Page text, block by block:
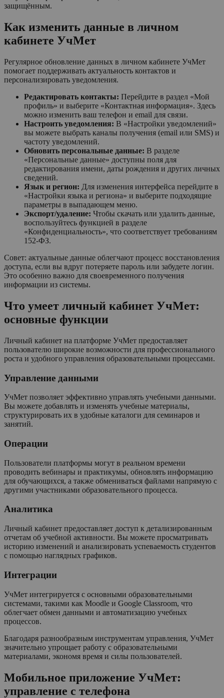
защищённым.
Как изменить данные в личном
кабинете УчМет
Регулярное обновление данных в личном кабинете УчМет
помогает поддерживать актуальность контактов и
персонализировать уведомления.
Редактировать контакты: Перейдите в раздел «Мой
профиль» и выберите «Контактная информация». Здесь
можно изменить ваш телефон и email для связи.
Настроить уведомления: В «Настройки уведомлений»
вы можете выбрать каналы получения (email или SMS) и
частоту уведомлений.
Обновить персональные данные: В разделе
«Персональные данные» доступны поля для
редактирования имени, даты рождения и других личных
сведений.
Язык и регион: Для изменения интерфейса перейдите в
«Настройки языка и региона» и выберите подходящие
параметры в выпадающем меню.
Экспорт/удаление: Чтобы скачать или удалить данные,
воспользуйтесь функцией в разделе
«Конфиденциальность», что соответствует требованиям
152-ФЗ.
Совет: актуальные данные облегчают процесс восстановления
доступа, если вы вдруг потеряете пароль или забудете логин.
Это особенно важно для своевременного получения
информации из системы.
Что умеет личный кабинет УчМет:
основные функции
Личный кабинет на платформе УчМет предоставляет
пользователю широкие возможности для профессионального
роста и удобного управления образовательными процессами.
Управление данными
УчМет позволяет эффективно управлять учебными данными.
Вы можете добавлять и изменять учебные материалы,
структурировать их в удобные каталоги для семинаров и
занятий.
Операции
Пользователи платформы могут в реальном времени
проводить вебинары и практикумы, обновлять информацию
для обучающихся, а также обмениваться файлами напрямую с
другими участниками образовательного процесса.
Аналитика
Личный кабинет предоставляет доступ к детализированным
отчетам об учебной активности. Вы можете просматривать
историю изменений и анализировать успеваемость студентов
с помощью наглядных графиков.
Интеграции
УчМет интегрируется с основными образовательными
системами, такими как Moodle и Google Classroom, что
облегчает обмен данными и автоматизацию учебных
процессов.
Благодаря разнообразным инструментам управления, УчМет
значительно упрощает работу с образовательными
материалами, экономя время и силы пользователей.
Мобильное приложение УчМет:
управление с телефона